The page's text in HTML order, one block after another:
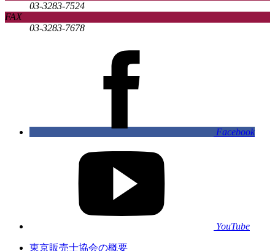
03-3283-7524
FAX
03-3283-7678
Facebook
YouTube
東京販売士協会の概要